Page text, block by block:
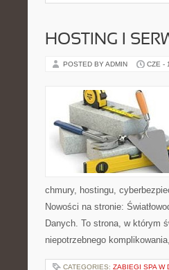
HOSTING I
POSTED BY ADMIN CZE -
chmury, hostingu,
Nowości na stronie:
Danych. To strona, w którym
niepotrzebnego
CATEGORIES: ZABIEGI SPA W